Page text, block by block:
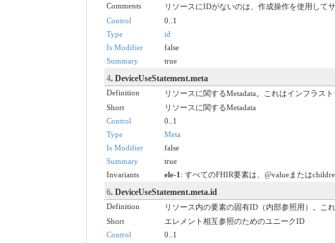
Comments
リソースにIDがないのは、作成操作を使用して
Control
0..1
Type
id
Is Modifier
false
Summary
true
4. DeviceUseStatement.meta
Definition
リソースに関するMetadata。これはインフラス
Short
リソースに関するMetadata
Control
0..1
Type
Meta
Is Modifier
false
Summary
true
Invariants
ele-1 : すべてのFHIR要素は、@valueまたは
6. DeviceUseStatement.meta.id
Definition
リソース内の要素の固有ID（内部参照用）。こ
Short
エレメント相互参照のためのユニークID
Control
0..1